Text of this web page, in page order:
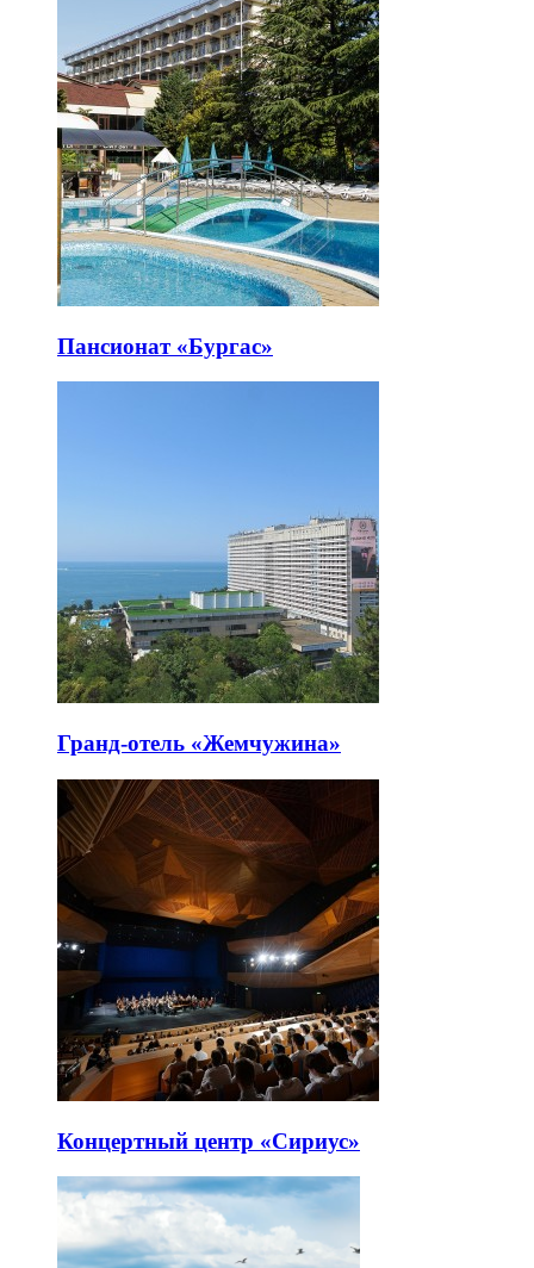
Пансионат «Бургас»
Гранд-отель «Жемчужина»
Концертный центр «Сириус»